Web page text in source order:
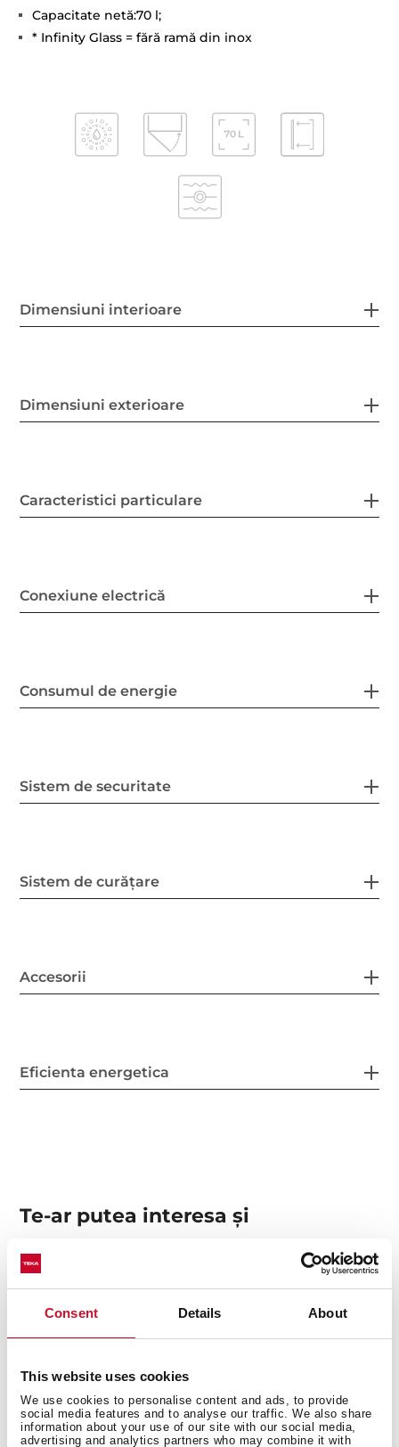
Consent Details About
This website uses cookies
We use cookies to personalise content and ads, to provide
social media features and to analyse our traffic. We also share
information about your use of our site with our social media,
advertising and analytics partners who may combine it with
Capacitate netă:70 l;
* Infinity Glass = fără ramă din inox
Dimensiuni interioare
Dimensiuni exterioare
Caracteristici particulare
Conexiune electrică
Consumul de energie
Sistem de securitate
Sistem de curățare
Accesorii
Eficienta energetica
Te-ar putea interesa şi
Fișa produsului
Schițe tehnice